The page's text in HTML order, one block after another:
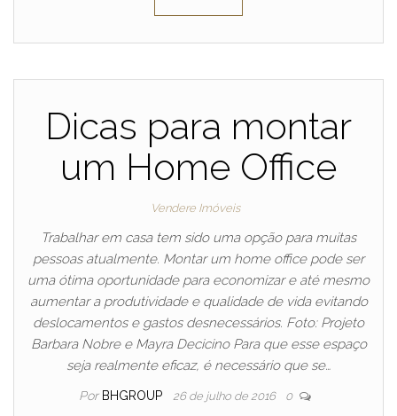
Dicas para montar
um Home Office
Vendere Imóveis
Trabalhar em casa tem sido uma opção para muitas
pessoas atualmente. Montar um home office pode ser
uma ótima oportunidade para economizar e até mesmo
aumentar a produtividade e qualidade de vida evitando
deslocamentos e gastos desnecessários. Foto: Projeto
Barbara Nobre e Mayra Decicino Para que esse espaço
seja realmente eficaz, é necessário que se…
Por BHGROUP 26 de julho de 2016 0